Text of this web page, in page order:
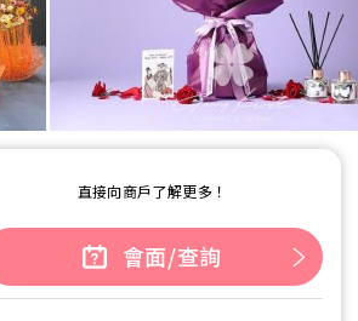
直接向商戶了解更多！
會面/查詢